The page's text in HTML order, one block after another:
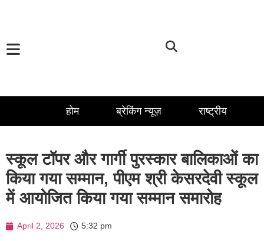
होम ब्रेकिंग न्यूज़ राष्ट्रीय
स्कूल टॉपर और गार्गी पुरस्कार बालिकाओं का
किया गया सम्मान, पीएम श्री केसरदेवी स्कूल
में आयोजित किया गया सम्मान समारोह
April 2, 2026 5:32 pm